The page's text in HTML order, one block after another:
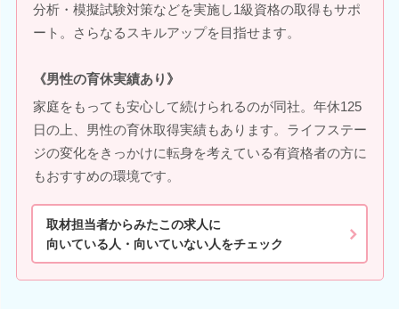
分析・模擬試験対策などを実施し1級資格の取得もサポ
ート。さらなるスキルアップを目指せます。
《男性の育休実績あり》
家庭をもっても安心して続けられるのが同社。年休125
日の上、男性の育休取得実績もあります。ライフステー
ジの変化をきっかけに転身を考えている有資格者の方に
もおすすめの環境です。
取材担当者からみたこの求人に
向いている人・向いていない人をチェック